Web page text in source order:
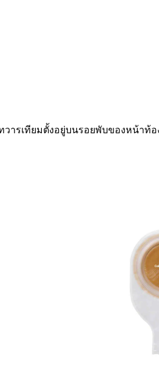
ารเทียมตั้งอยู่บนรอยพับของหน้าท้